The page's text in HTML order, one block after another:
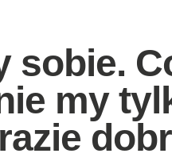
sobie.
my